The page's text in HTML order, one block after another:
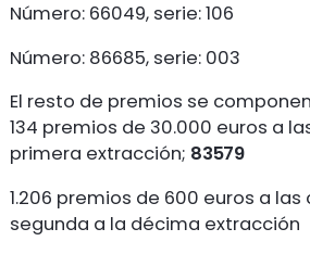
Número: 66049, serie: 106
Número: 86685, serie: 003
El resto de premios se
134 premios de 30.000 euros a
primera extracción; 83579
1.206 premios de 600 euros a
segunda a la décima extracción